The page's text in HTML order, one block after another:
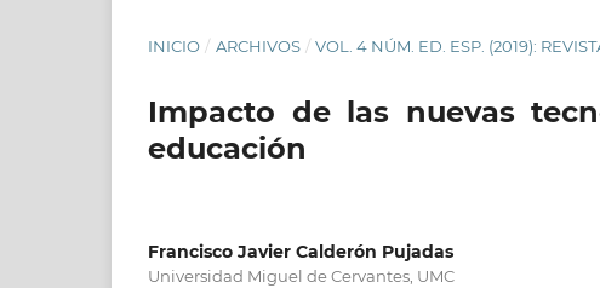
INICIO / ARCHIVOS / VOL. 4 NÚM. ED. ESP. (2019):
Impacto de las nuevas
educación
Francisco Javier Calderón Pujadas
Universidad Miguel de Cervantes, UMC